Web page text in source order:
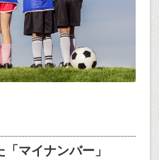
マイナンバー」